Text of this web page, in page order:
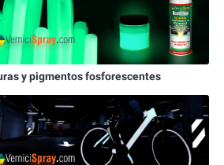
y pigmentos fosforescentes